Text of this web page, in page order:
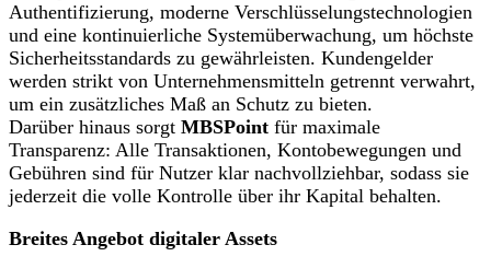
Authentifizierung, moderne Verschlüsselungstechnologien
und eine kontinuierliche Systemüberwachung, um höchste
Sicherheitsstandards zu gewährleisten. Kundengelder
werden strikt von Unternehmensmitteln getrennt verwahrt,
um ein zusätzliches Maß an Schutz zu bieten.
Darüber hinaus sorgt MBSPoint für maximale
Transparenz: Alle Transaktionen, Kontobewegungen und
Gebühren sind für Nutzer klar nachvollziehbar, sodass sie
jederzeit die volle Kontrolle über ihr Kapital behalten.
Breites Angebot digitaler Assets